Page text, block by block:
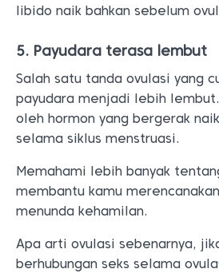
libido naik bahkan sebelum
5. Payudara terasa lembut
Salah satu tanda ovulasi yang
payudara menjadi lebih
oleh hormon yang bergerak
selama siklus menstruasi.
Memahami lebih banyak
membantu kamu
menunda kehamilan.
Apa arti ovulasi sebenarnya,
berhubungan seks selama